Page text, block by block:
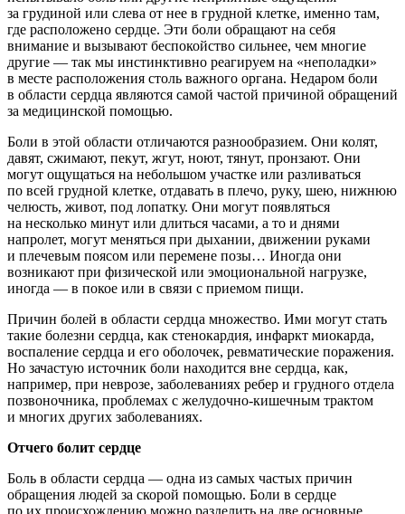
за грудиной или слева от нее в грудной клетке, именно там,
где расположено сердце. Эти боли обращают на себя
внимание и вызывают беспокойство сильнее, чем многие
другие — так мы инстинктивно реагируем на «неполадки»
в месте расположения столь важного органа. Недаром боли
в области сердца являются самой частой причиной обращений
за медицинской помощью.
Боли в этой области отличаются разнообразием. Они колят,
давят, сжимают, пекут, жгут, ноют, тянут, пронзают. Они
могут ощущаться на небольшом участке или разливаться
по всей грудной клетке, отдавать в плечо, руку, шею, нижнюю
челюсть, живот, под лопатку. Они могут появляться
на несколько минут или длиться часами, а то и днями
напролет, могут меняться при дыхании, движении руками
и плечевым поясом или перемене позы… Иногда они
возникают при физической или эмоциональной нагрузке,
иногда — в покое или в связи с приемом пищи.
Причин болей в области сердца множество. Ими могут стать
такие болезни сердца, как стенокардия, инфаркт миокарда,
воспаление сердца и его оболочек, ревматические поражения.
Но зачастую источник боли находится вне сердца, как,
например, при неврозе, заболеваниях ребер и грудного отдела
позвоночника, проблемах с желудочно-кишечным трактом
и многих других заболеваниях.
Отчего болит сердце
Боль в области сердца — одна из самых частых причин
обращения людей за скорой помощью. Боли в сердце